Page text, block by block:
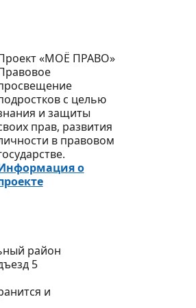
«МОЁ ПРАВО»
с целью
и защиты
прав, развития
в правовом
о
район
5
и